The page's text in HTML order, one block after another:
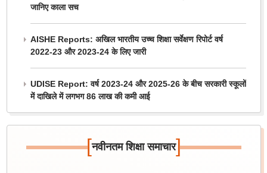
जानिए काला सच
AISHE Reports: अखिल भारतीय उच्च शिक्षा सर्वेक्षण रिपोर्ट वर्ष
2022-23 और 2023-24 के लिए जारी
UDISE Report: वर्ष 2023-24 और 2025-26 के बीच सरकारी स्कूलों
में दाखिले में लगभग 86 लाख की कमी आई
[नवीनतम शिक्षा समाचार]